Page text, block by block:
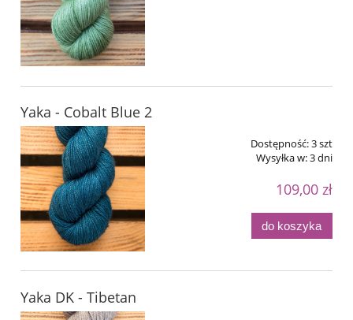
Yaka - Cobalt Blue 2
Dostępność:3 szt
Wysyłka w:3 dni
109,00 zł
do koszyka
Yaka DK - Tibetan